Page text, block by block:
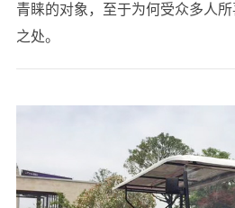
青睐的对象，至于为何受众多人
之处。